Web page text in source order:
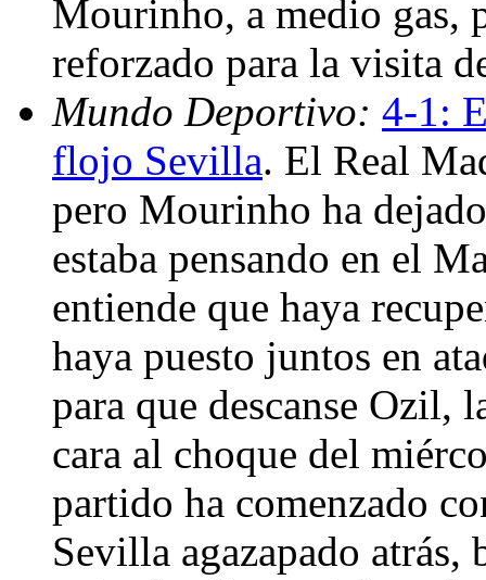
Mourinho, a medio gas,
reforzado para la visita
Mundo Deportivo: 4-1:
flojo Sevilla. El Real
pero Mourinho ha
estaba pensando en el
entiende que haya
haya puesto juntos en
para que descanse
cara al choque del
partido ha comenzado
Sevilla agazapado